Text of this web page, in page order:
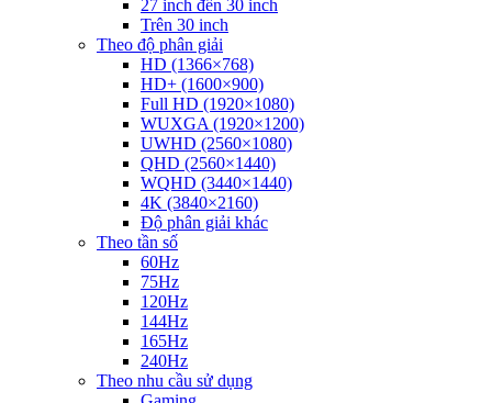
27 inch đến 30 inch
Trên 30 inch
Theo độ phân giải
HD (1366×768)
HD+ (1600×900)
Full HD (1920×1080)
WUXGA (1920×1200)
UWHD (2560×1080)
QHD (2560×1440)
WQHD (3440×1440)
4K (3840×2160)
Độ phân giải khác
Theo tần số
60Hz
75Hz
120Hz
144Hz
165Hz
240Hz
Theo nhu cầu sử dụng